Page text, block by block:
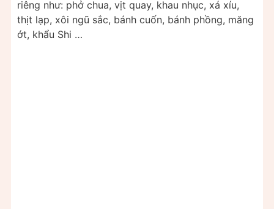
riêng như: phở chua, vịt quay, khau nhục, xá xíu,
thịt lạp, xôi ngũ sắc, bánh cuốn, bánh phồng, măng
ớt, khẩu Shi …